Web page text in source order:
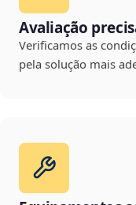
Avaliação
Verificamos as
pela solução mais